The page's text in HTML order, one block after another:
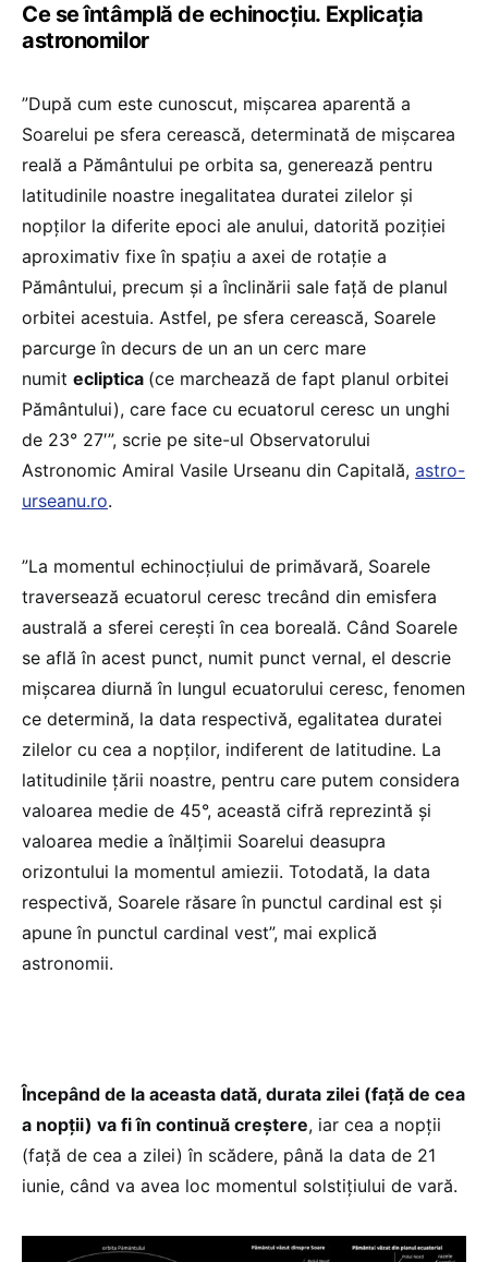
Ce se întâmplă de echinocțiu. Explicația
astronomilor
”După cum este cunoscut, mișcarea aparentă a
Soarelui pe sfera cerească, determinată de mișcarea
reală a Pământului pe orbita sa, generează pentru
latitudinile noastre inegalitatea duratei zilelor și
nopților la diferite epoci ale anului, datorită poziției
aproximativ fixe în spațiu a axei de rotație a
Pământului, precum și a înclinării sale față de planul
orbitei acestuia. Astfel, pe sfera cerească, Soarele
parcurge în decurs de un an un cerc mare
numit ecliptica (ce marchează de fapt planul orbitei
Pământului), care face cu ecuatorul ceresc un unghi
de 23° 27′”, scrie pe site-ul Observatorului
Astronomic Amiral Vasile Urseanu din Capitală, astro-
urseanu.ro.
”La momentul echinocțiului de primăvară, Soarele
traversează ecuatorul ceresc trecând din emisfera
australă a sferei cerești în cea boreală. Când Soarele
se află în acest punct, numit punct vernal, el descrie
mișcarea diurnă în lungul ecuatorului ceresc, fenomen
ce determină, la data respectivă, egalitatea duratei
zilelor cu cea a nopților, indiferent de latitudine. La
latitudinile țării noastre, pentru care putem considera
valoarea medie de 45°, această cifră reprezintă și
valoarea medie a înălțimii Soarelui deasupra
orizontului la momentul amiezii. Totodată, la data
respectivă, Soarele răsare în punctul cardinal est și
apune în punctul cardinal vest”, mai explică
astronomii.
Începând de la aceasta dată, durata zilei (față de cea
a nopții) va fi în continuă creștere, iar cea a nopții
(față de cea a zilei) în scădere, până la data de 21
iunie, când va avea loc momentul solstițiului de vară.